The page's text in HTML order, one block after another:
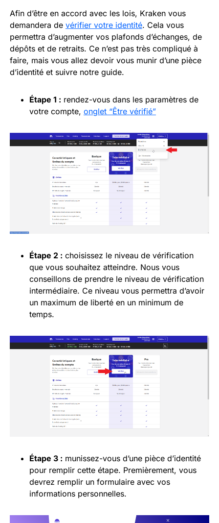
Afin d’être en accord avec les lois, Kraken vous
demandera de vérifier votre identité. Cela vous
permettra d’augmenter vos plafonds d’échanges, de
dépôts et de retraits. Ce n’est pas très compliqué à
faire, mais vous allez devoir vous munir d’une pièce
d’identité et suivre notre guide.
Étape 1 : rendez-vous dans les paramètres de
votre compte, onglet “Être vérifié”
Étape 2 : choisissez le niveau de vérification
que vous souhaitez atteindre. Nous vous
conseillons de prendre le niveau de vérification
intermédiaire. Ce niveau vous permettra d’avoir
un maximum de liberté en un minimum de
temps.
Étape 3 : munissez-vous d’une pièce d’identité
pour remplir cette étape. Premièrement, vous
devrez remplir un formulaire avec vos
informations personnelles.